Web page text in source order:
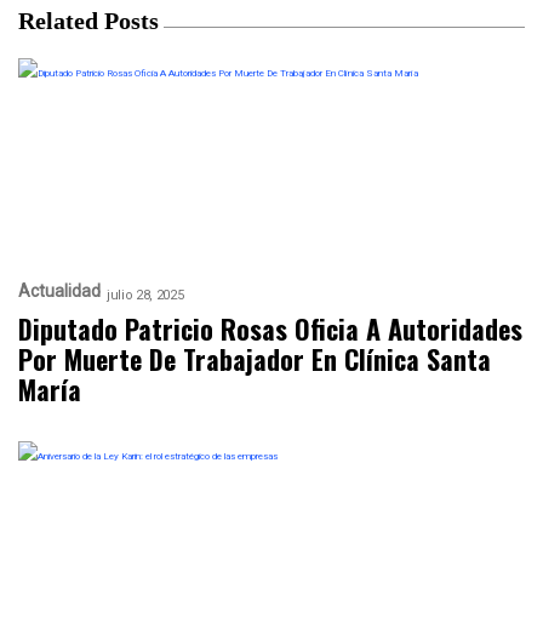
Related Posts
Actualidad julio 28, 2025
Diputado Patricio Rosas Oficia A Autoridades
Por Muerte De Trabajador En Clínica Santa
María